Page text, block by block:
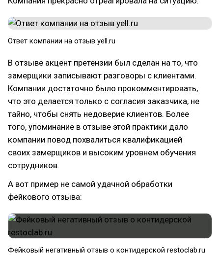
Ответ компании на отзыв yell.ru
В отзыве акцент претензии был сделан на то, что
замерщики записывают разговоры с клиентами.
Компании достаточно было прокомментировать,
что это делается только с согласия заказчика, не
тайно, чтобы снять недоверие клиентов. Более
того, упоминание в отзыве этой практики дало
компании повод похвалиться квалификацией
своих замерщиков и высоким уровнем обучения
сотрудников.
А вот пример не самой удачной обработки
фейкового отзыва:
Фейковый негативный отзыв о контидерской restoclab.ru